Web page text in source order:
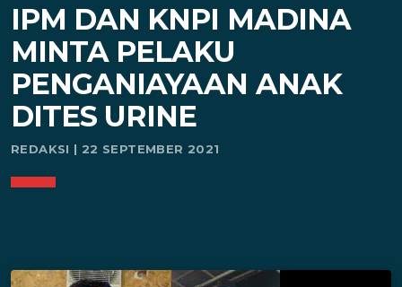
IPM DAN KNPI MADINA
MINTA PELAKU
PENGANIAYAAN ANAK
DITES URINE
REDAKSI | 22 SEPTEMBER 2021